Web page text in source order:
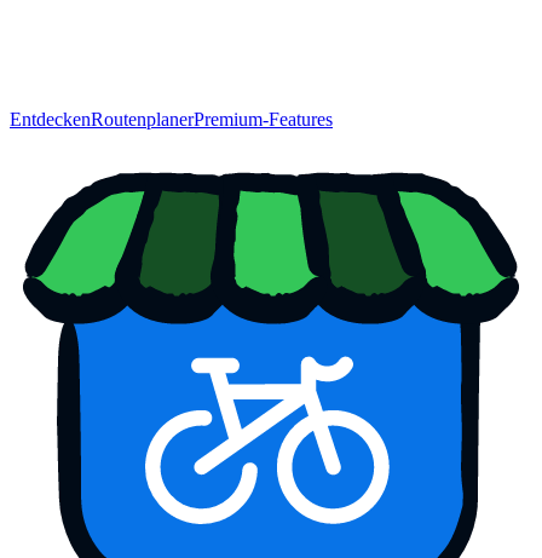
EntdeckenRoutenplanerPremium-Features